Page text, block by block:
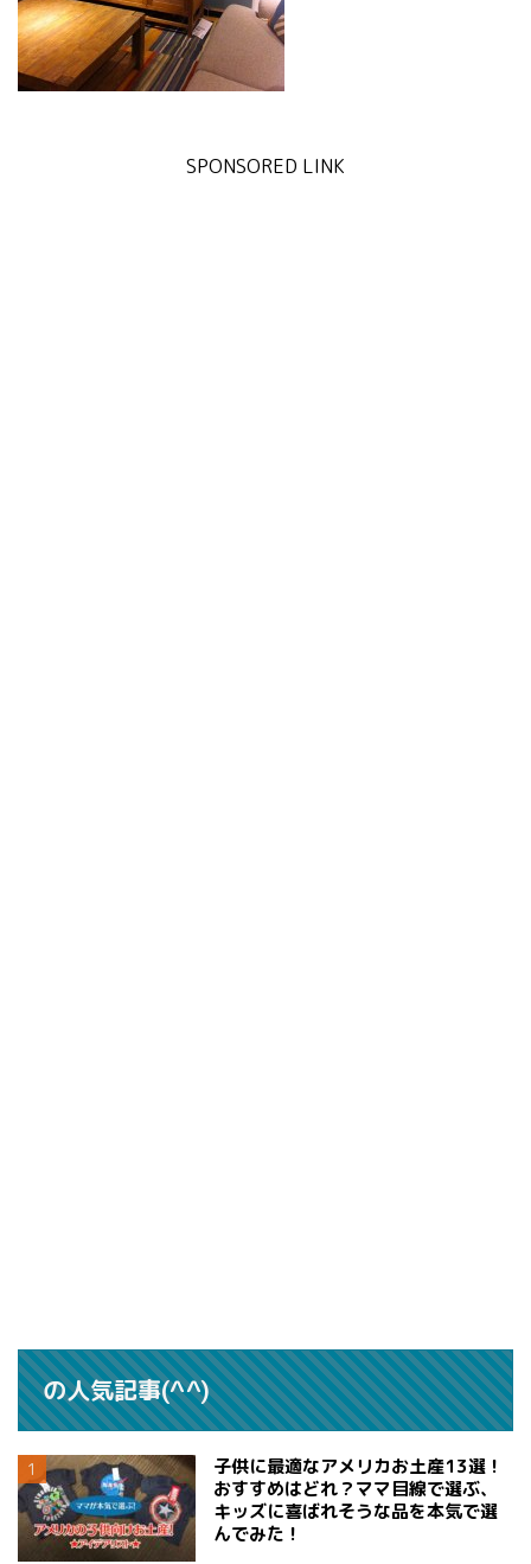
SPONSORED LINK
の人気記事(^^)
子供に最適なアメリカお土産13選！
おすすめはどれ？ママ目線で選ぶ、
キッズに喜ばれそうな品を本気で選
んでみた！